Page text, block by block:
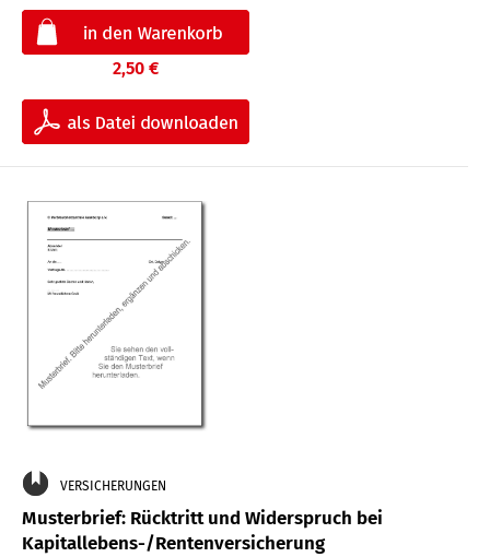
2,50 €
VERSICHERUNGEN
Musterbrief: Rücktritt und Widerspruch bei
Kapitallebens-/Rentenversicherung